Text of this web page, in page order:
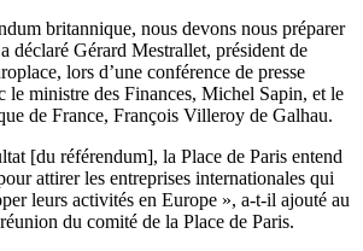
britannique, nous devons nous préparer
déclaré Gérard Mestrallet, président de
lors d’une conférence de presse
le ministre des Finances, Michel Sapin, et le
de France, François Villeroy de Galhau.
[du référendum], la Place de Paris entend
attirer les entreprises internationales qui
leurs activités en Europe », a-t-il ajouté au
du comité de la Place de Paris.